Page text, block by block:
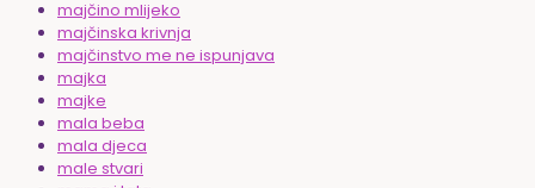
majčino mlijeko
majčinska krivnja
majčinstvo me ne ispunjava
majka
majke
mala beba
mala djeca
male stvari